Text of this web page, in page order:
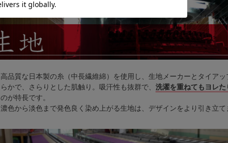
高品質な日本製の糸（中長繊維綿）を使用し、生地メーカーとタイア
らかで、さらりとした肌触り。吸汗性も抜群で、 洗濯を重ねてもヨレ
のが特長です。
濃色から淡色まで発色良く染め上がる生地は、デザインをより引き立て